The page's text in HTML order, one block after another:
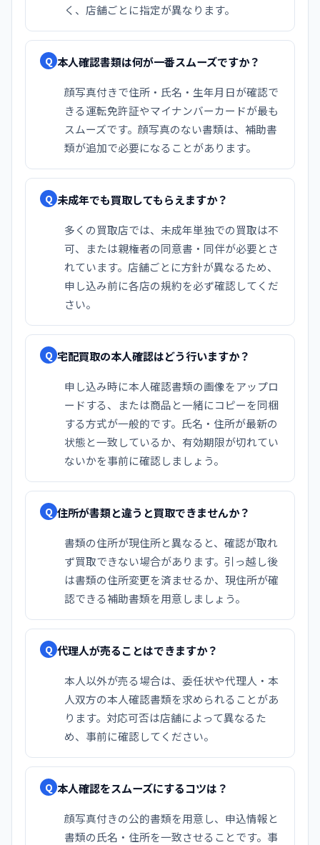
く、店舗ごとに指定が異なります。
Q 本人確認書類は何が一番スムーズですか？
顔写真付きで住所・氏名・生年月日が確認で
きる運転免許証やマイナンバーカードが最も
スムーズです。顔写真のない書類は、補助書
類が追加で必要になることがあります。
Q 未成年でも買取してもらえますか？
多くの買取店では、未成年単独での買取は不
可、または親権者の同意書・同伴が必要とさ
れています。店舗ごとに方針が異なるため、
申し込み前に各店の規約を必ず確認してくだ
さい。
Q 宅配買取の本人確認はどう行いますか？
申し込み時に本人確認書類の画像をアップロ
ードする、または商品と一緒にコピーを同梱
する方式が一般的です。氏名・住所が最新の
状態と一致しているか、有効期限が切れてい
ないかを事前に確認しましょう。
Q 住所が書類と違うと買取できませんか？
書類の住所が現住所と異なると、確認が取れ
ず買取できない場合があります。引っ越し後
は書類の住所変更を済ませるか、現住所が確
認できる補助書類を用意しましょう。
Q 代理人が売ることはできますか？
本人以外が売る場合は、委任状や代理人・本
人双方の本人確認書類を求められることがあ
ります。対応可否は店舗によって異なるた
め、事前に確認してください。
Q 本人確認をスムーズにするコツは？
顔写真付きの公的書類を用意し、申込情報と
書類の氏名・住所を一致させることです。事